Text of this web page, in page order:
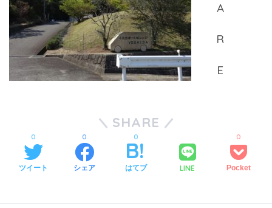
SHARE
ツイート
0
シェア
0
はてブ
0
LINE Pocket
0